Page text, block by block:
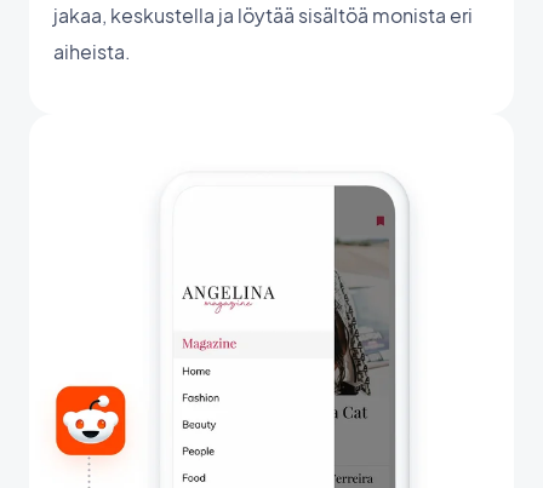
jakaa, keskustella ja löytää sisältöä monista eri
aiheista.